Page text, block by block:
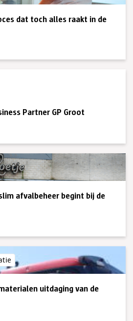
dat toch alles raakt in de
Partner GP Groot
afvalbeheer begint bij de
uitdaging van de